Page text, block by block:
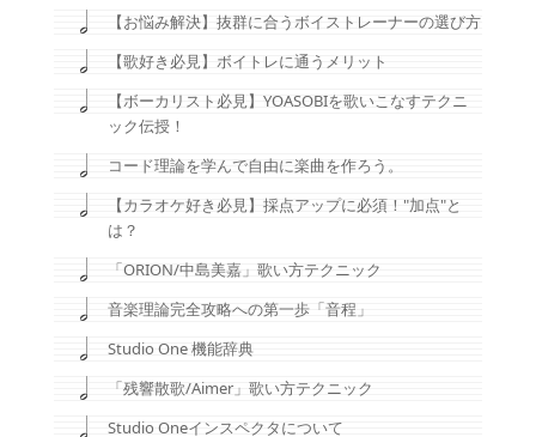
【お悩み解決】抜群に合うボイストレーナーの選び方
【歌好き必見】ボイトレに通うメリット
【ボーカリスト必見】YOASOBIを歌いこなすテクニ
ック伝授！
コード理論を学んで自由に楽曲を作ろう。
【カラオケ好き必見】採点アップに必須！"加点"と
は？
「ORION/中島美嘉」歌い方テクニック
音楽理論完全攻略への第一歩「音程」
Studio One 機能辞典
「残響散歌/Aimer」歌い方テクニック
Studio Oneインスペクタについて